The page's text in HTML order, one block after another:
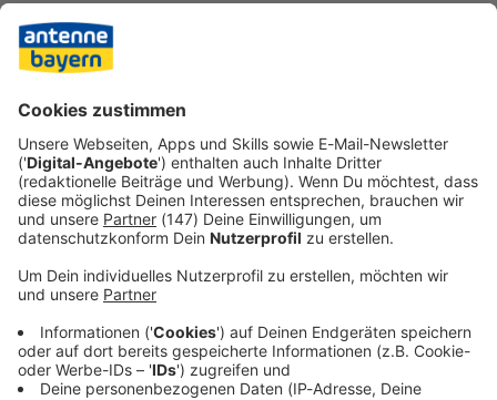
Höchstwahrscheinlich werde er deshalb wegen der
Reisestrapazen und der Zeitverschiebung Sapporo auch
noch auslassen, um dann in der nächsten Woche bei der
Skiflug-WM in Oberstdorf wieder vollkommen fit antreten